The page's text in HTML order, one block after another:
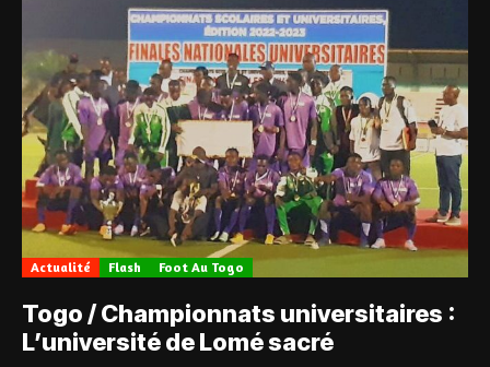
Actualité Flash Foot Au Togo
Togo / Championnats universitaires :
L’université de Lomé sacré